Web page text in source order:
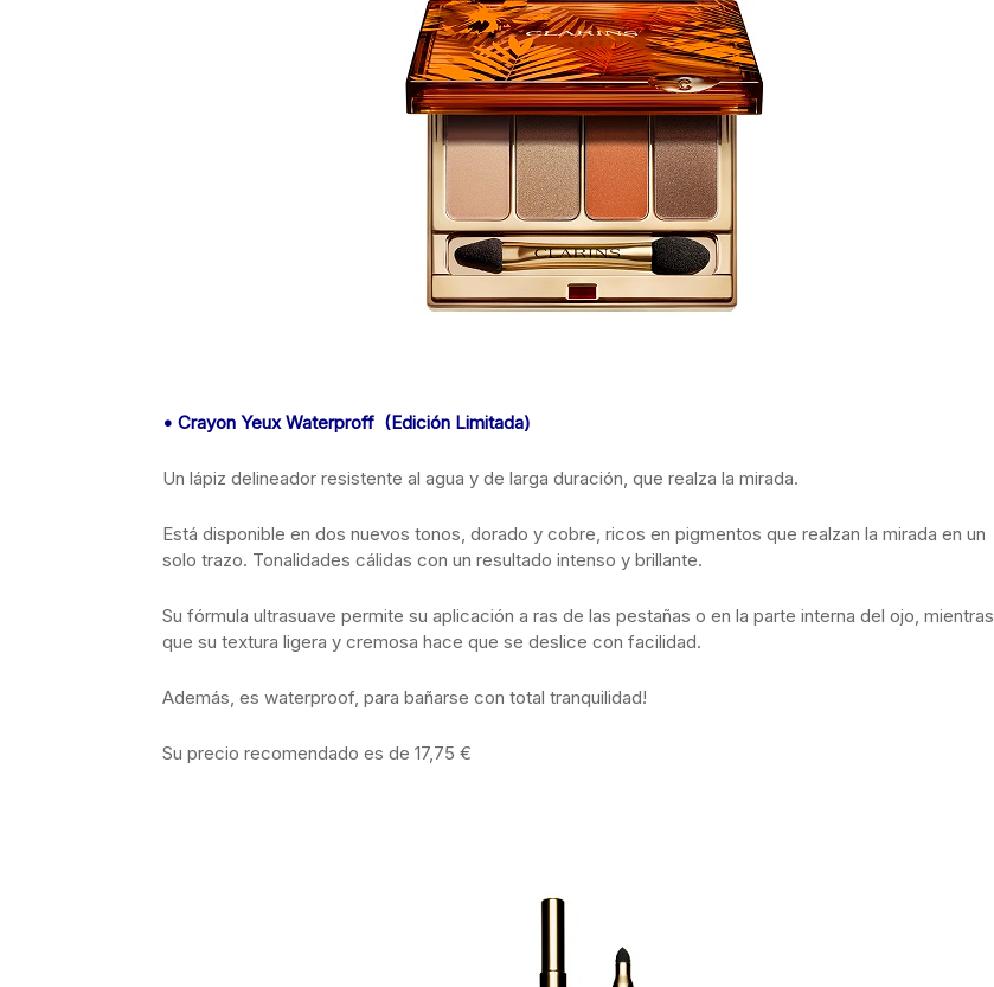
• Crayon Yeux Waterproff (Edición Limitada)
Un lápiz delineador resistente al agua y de larga duración, que realza la mirada.
Está disponible en dos nuevos tonos, dorado y cobre, ricos en pigmentos que realzan la mirada en un
solo trazo. Tonalidades cálidas con un resultado intenso y brillante.
Su fórmula ultrasuave permite su aplicación a ras de las pestañas o en la parte interna del ojo, mientras
que su textura ligera y cremosa hace que se deslice con facilidad.
Además, es waterproof, para bañarse con total tranquilidad!
Su precio recomendado es de 17,75 €